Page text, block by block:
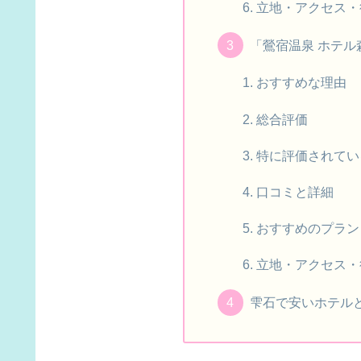
立地・アクセス
「鶯宿温泉 ホテ
おすすめな理由
総合評価
特に評価されて
口コミと詳細
おすすめのプラン
立地・アクセス
雫石で安いホテル